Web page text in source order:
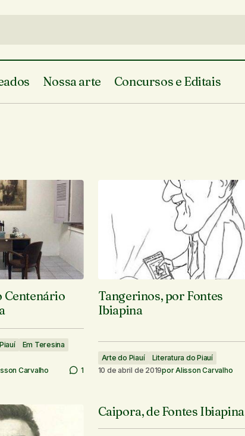
Nossa arte Concursos e Editais
Centenário
Em Teresina
Carvalho 1
Tangerinos, por Fontes
Ibiapina
Arte do Piauí
Literatura do Piauí
10 de abril de 2019porAlisson Carvalho
Caipora, de Fontes Ibiapina